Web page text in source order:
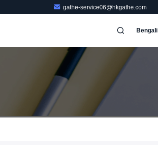
gathe-service06@hkgathe.com
Bengali